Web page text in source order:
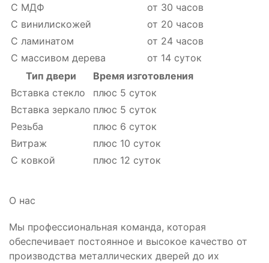
С МДФ
от 30 часов
С винилискожей
от 20 часов
С ламинатом
от 24 часов
С массивом дерева
от 14 суток
Тип двери
Время изготовления
Вставка стекло
плюс 5 суток
Вставка зеркало плюс 5 суток
Резьба
плюс 6 суток
Витраж
плюс 10 суток
С ковкой
плюс 12 суток
О нас
Мы профессиональная команда, которая
обеспечивает постоянное и высокое качество от
производства металлических дверей до их